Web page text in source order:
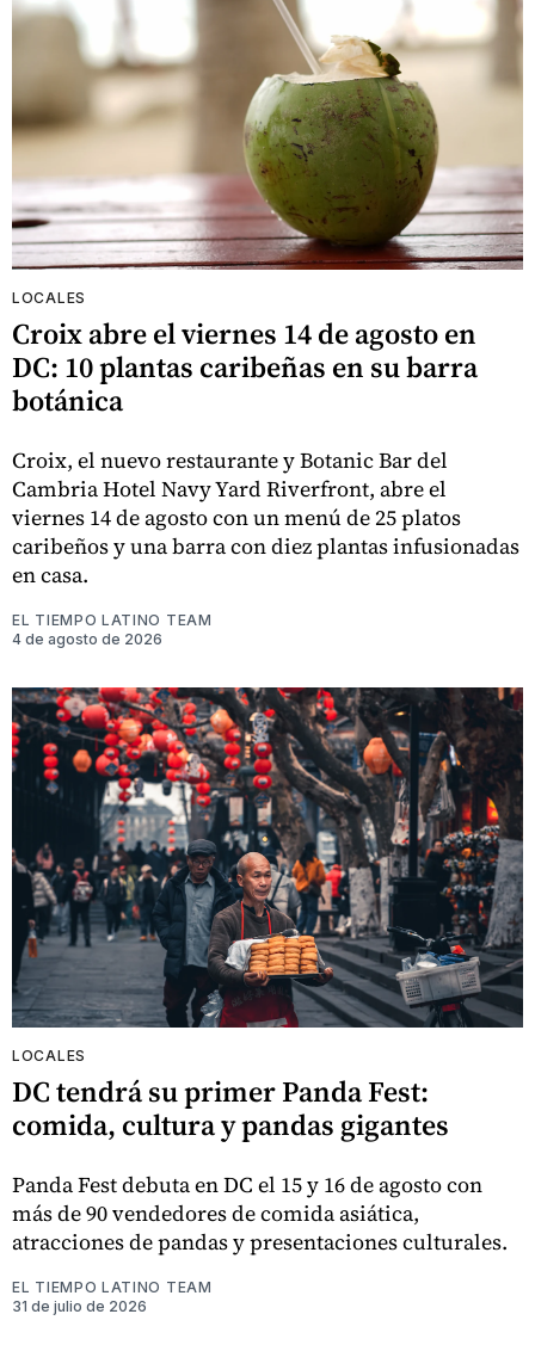
LOCALES
Croix abre el viernes 14 de agosto en
DC: 10 plantas caribeñas en su barra
botánica
Croix, el nuevo restaurante y Botanic Bar del
Cambria Hotel Navy Yard Riverfront, abre el
viernes 14 de agosto con un menú de 25 platos
caribeños y una barra con diez plantas infusionadas
en casa.
EL TIEMPO LATINO TEAM
4 de agosto de 2026
LOCALES
DC tendrá su primer Panda Fest:
comida, cultura y pandas gigantes
Panda Fest debuta en DC el 15 y 16 de agosto con
más de 90 vendedores de comida asiática,
atracciones de pandas y presentaciones culturales.
EL TIEMPO LATINO TEAM
31 de julio de 2026